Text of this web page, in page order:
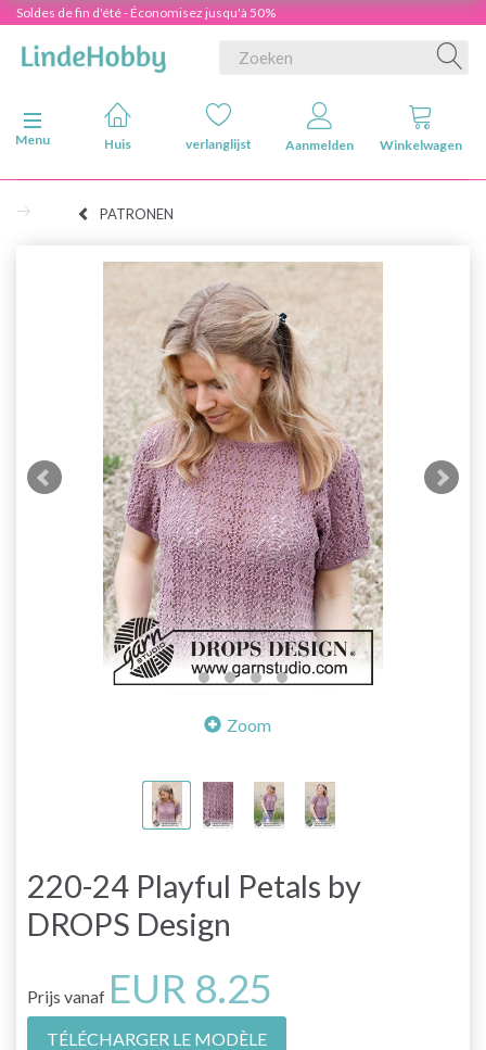
Soldes de fin d'été - Économisez jusqu'à 50%
Navigatie in-/uitschakelen
Menu
Huis verlanglijst Aanmelden Winkelwagen
PATRONEN
Zoom
220-24 Playful Petals by
DROPS Design
Prijs vanaf EUR 8.25
TÉLÉCHARGER LE MODÈLE